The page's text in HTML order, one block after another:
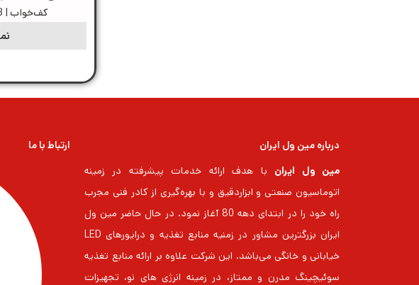
کف‌خواب | LRS-1200-48
درباره مین ول ایران
مین ول ایران با هدف ارائه خدمات پیشرفته در زمینه
اتوماسیون صنعتی و ابزاردقیق و با بهره‌گیری از کادر فنی مجرب
راه خود را در ابتدای دهه 80 آغاز نمود. در حال حاضر مین ول
ایران بزرگترین مشاور در زمنیه منابع تغذیه و درایورهای LED
خیابانی و خانگی می‌باشد. این شرکت علاوه بر ارائه منابع تغذیه
سوئیچینگ مدرن و ممتاز، در زمینه انرژی های نو، تجهیزات
ارتباط با ما